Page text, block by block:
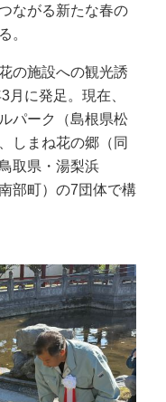
ながる新たな春の
。
の施設への観光誘
に発足。現在、
パーク（島根県松
しまね花の郷（同
取県・湯梨浜
部町）の7団体で構